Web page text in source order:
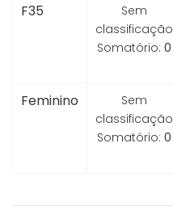
F35
Sem
classificação
Somatório: 0
Feminino
Sem
classificação
Somatório: 0